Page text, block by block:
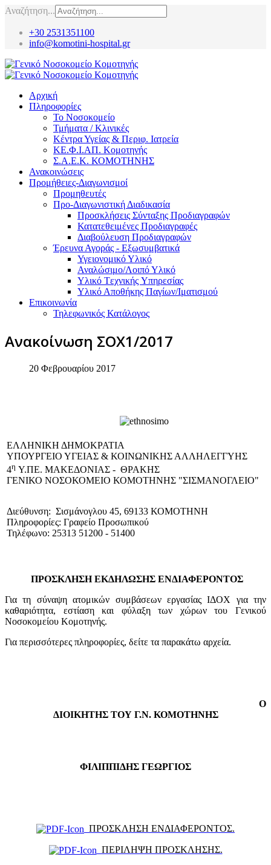
Αναζήτηση...
+30 2531351100
info@komotini-hospital.gr
Αρχική
Πληροφορίες
Το Νοσοκομείο
Τμήματα / Κλινικές
Κέντρα Υγείας & Περιφ. Ιατρεία
ΚΕ.Φ.Ι.ΑΠ. Κομοτηνής
Σ.Α.Ε.Κ. ΚΟΜΟΤΗΝΗΣ
Ανακοινώσεις
Προμήθειες-Διαγωνισμοί
Προμηθευτές
Προ-Διαγωνιστική Διαδικασία
Προσκλήσεις Σύνταξης Προδιαγραφών
Κατατεθειμένες Προδιαγραφές
Διαβούλευση Προδιαγραφών
Έρευνα Αγοράς - Εξωσυμβατικά
Υγειονομικό Υλικό
Αναλώσιμο/Λοιπό Υλικό
Υλικό Tεχνικής Yπηρεσίας
Υλικό Αποθήκης Παγίων/Ιματισμού
Επικοινωνία
Τηλεφωνικός Κατάλογος
Ανακοίνωση ΣΟΧ1/2017
20 Φεβρουαρίου 2017
EΛΛΗΝΙΚΗ ΔΗΜΟΚΡΑΤΙΑ
ΥΠΟΥΡΓΕΙΟ ΥΓΕΙΑΣ & ΚΟΙΝΩΝΙΚΗΣ ΑΛΛΗΛΕΓΓΥΗΣ
4η Υ.ΠΕ. ΜΑΚΕΔΟΝΙΑΣ - ΘΡΑΚΗΣ
ΓΕΝΙΚΟ NΟΣΟΚΟΜΕΙΟ ΚΟΜΟΤΗΝΗΣ "ΣΙΣΜΑΝΟΓΛΕΙΟ"
Διεύθυνση: Σισμάνογλου 45, 69133 ΚΟΜΟΤΗΝΗ
Πληροφορίες: Γραφείο Προσωπικού
Τηλέφωνο: 25313 51200 - 51400
ΠΡΟΣΚΛΗΣΗ ΕΚΔΗΛΩΣΗΣ ΕΝΔΙΑΦΕΡΟΝΤΟΣ
Για τη σύναψη ατομικών συμβάσεων εργασίας ΙΔΟΧ για την
καθαριότητα, εστίαση και φύλαξη των χώρων του Γενικού
Νοσοκομείου Κομοτηνής.
Για περισσότερες πληροφορίες, δείτε τα παρακάτω αρχεία.
Ο
ΔΙΟΙΚΗΤΗΣ ΤΟΥ Γ.Ν. ΚΟΜΟΤΗΝΗΣ
ΦΙΛΙΠΠΙΔΗΣ ΓΕΩΡΓΙΟΣ
ΠΡΟΣΚΛΗΣΗ ΕΝΔΙΑΦΕΡΟΝΤΟΣ.
ΠΕΡΙΛΗΨΗ ΠΡΟΣΚΛΗΣΗΣ.